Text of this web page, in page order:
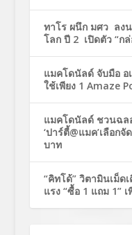
ทาโร ผนึก มศว ลง
โลก ปี 2 เปิดตัว “ก
แมคโดนัลด์ จับมือ อ
ใช้เพียง 1 Amaze
แมคโดนัลด์ ชวนฉล
‘ปาร์ตี้@แมค’เลือก
บาท
“คิทโด้” วิตามินเม็ด
แรง “ซื้อ 1 แถม 1”